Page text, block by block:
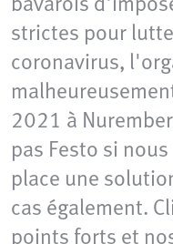
strictes pour
coronavirus,
2021 à
pas Festo si
place une
cas également.
points forts et